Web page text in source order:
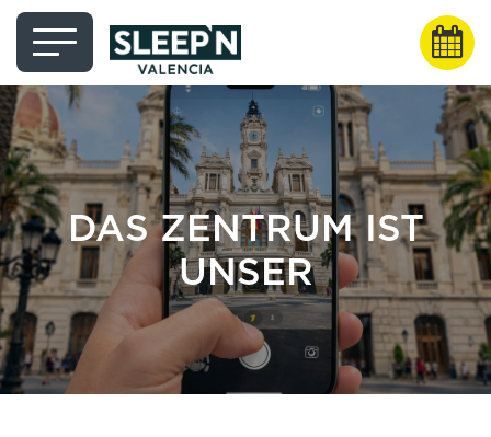
DAS ZENTRUM IST
UNSER